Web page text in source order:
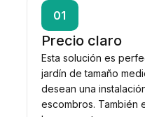
01
Precio claro
Esta solución es
jardín de tamaño
desean una
escombros. También